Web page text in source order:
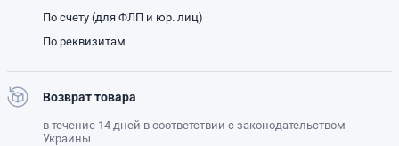
По счету (для ФЛП и юр. лиц)
По реквизитам
Возврат товара
в течение 14 дней в соответствии с законодательством
Украины